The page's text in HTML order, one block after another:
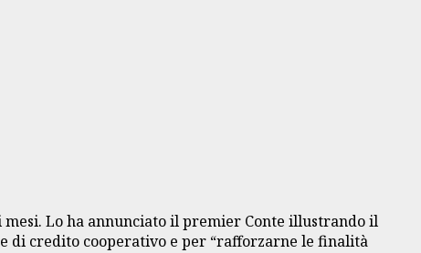
Lo ha annunciato il premier Conte illustrando il
di credito cooperativo e per “rafforzarne le finalità